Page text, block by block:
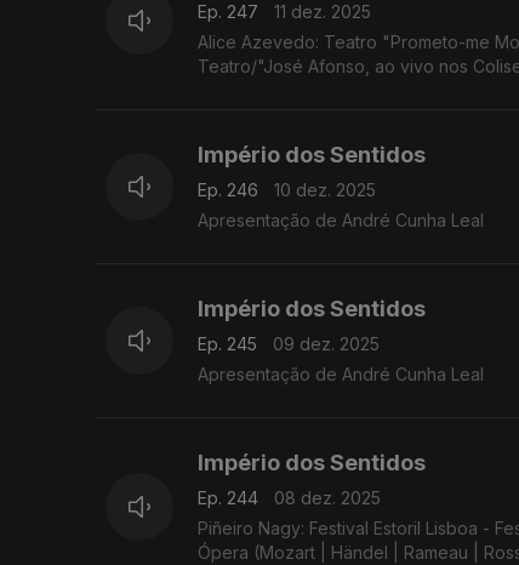
Ep. 247
11 dez. 2025
Alice Azevedo: Teatro "Prometo-me
Teatro/"José Afonso, ao vivo nos
Império dos Sentidos
Ep. 246
10 dez. 2025
Apresentação de André Cunha Leal
Império dos Sentidos
Ep. 245
09 dez. 2025
Apresentação de André Cunha Leal
Império dos Sentidos
Ep. 244
08 dez. 2025
Piñeiro Nagy: Festival Estoril Lisboa -
Ópera (Mozart | Händel | Rameau |